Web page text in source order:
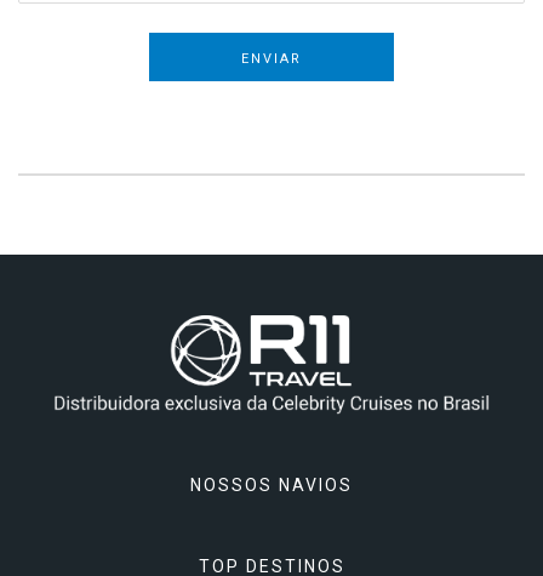
ENVIAR
NOSSOS NAVIOS
Celebrity Apex
TOP DESTINOS